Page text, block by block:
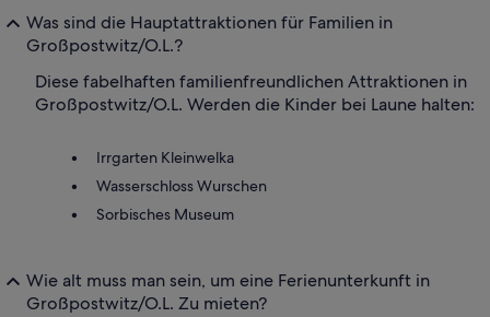
Was sind die Hauptattraktionen für Familien in
Großpostwitz/O.L.?
Diese fabelhaften familienfreundlichen Attraktionen in
Großpostwitz/O.L. Werden die Kinder bei Laune halten:
Irrgarten Kleinwelka
Wasserschloss Wurschen
Sorbisches Museum
Wie alt muss man sein, um eine Ferienunterkunft in
Großpostwitz/O.L. Zu mieten?